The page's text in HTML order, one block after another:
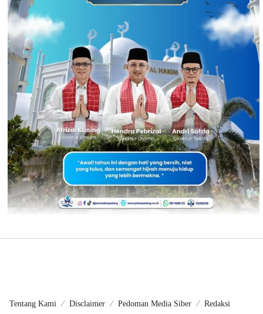
Tentang Kami Disclaimer Pedoman Media Siber Redaksi